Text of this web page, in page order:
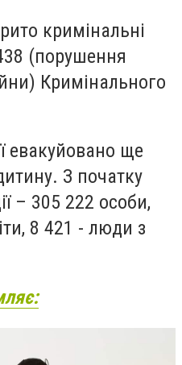
кримінальні
(порушення
Кримінального
евакуйовано ще
З початку
– 305 222 особи,
8 421 - люди з